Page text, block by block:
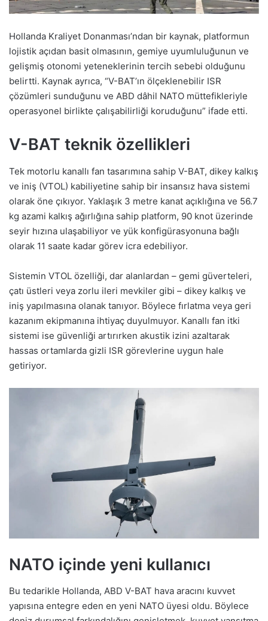
Hollanda Kraliyet Donanması’ndan bir kaynak, platformun
lojistik açıdan basit olmasının, gemiye uyumluluğunun ve
gelişmiş otonomi yeteneklerinin tercih sebebi olduğunu
belirtti. Kaynak ayrıca, “V-BAT’ın ölçeklenebilir ISR
çözümleri sunduğunu ve ABD dâhil NATO müttefikleriyle
operasyonel birlikte çalışabilirliği koruduğunu” ifade etti.
V-BAT teknik özellikleri
Tek motorlu kanallı fan tasarımına sahip V-BAT, dikey kalkış
ve iniş (VTOL) kabiliyetine sahip bir insansız hava sistemi
olarak öne çıkıyor. Yaklaşık 3 metre kanat açıklığına ve 56.7
kg azami kalkış ağırlığına sahip platform, 90 knot üzerinde
seyir hızına ulaşabiliyor ve yük konfigürasyonuna bağlı
olarak 11 saate kadar görev icra edebiliyor.
Sistemin VTOL özelliği, dar alanlardan – gemi güverteleri,
çatı üstleri veya zorlu ileri mevkiler gibi – dikey kalkış ve
iniş yapılmasına olanak tanıyor. Böylece fırlatma veya geri
kazanım ekipmanına ihtiyaç duyulmuyor. Kanallı fan itki
sistemi ise güvenliği artırırken akustik izini azaltarak
hassas ortamlarda gizli ISR görevlerine uygun hale
getiriyor.
NATO içinde yeni kullanıcı
Bu tedarikle Hollanda, ABD V-BAT hava aracını kuvvet
yapısına entegre eden en yeni NATO üyesi oldu. Böylece